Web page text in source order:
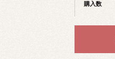
購入数